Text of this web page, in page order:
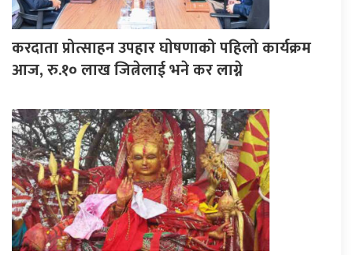
करदाता प्रोत्साहन उपहार घाेषणाको पहिलो कार्यक्रम
आज, रु.१० लाख जित्नेलाई भने कर लाग्ने